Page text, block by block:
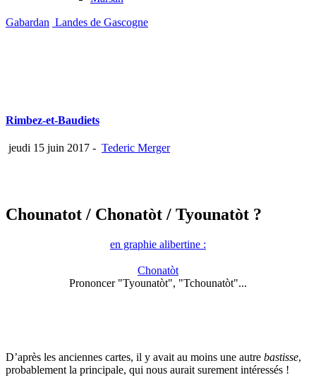
Gabardan Landes de Gascogne
Rimbez-et-Baudiets
jeudi 15 juin 2017 - Tederic Merger
Chounatot / Chonatòt / Tyounatòt ?
en graphie alibertine :
Chonatòt
Prononcer "Tyounatòt", "Tchounatòt"...
D’après les anciennes cartes, il y avait au moins une autre bastisse,
probablement la principale, qui nous aurait surement intéressés !